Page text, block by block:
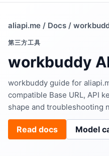
aliapi.me / Docs /
第三方工具
workbuddy
workbuddy guide for
compatible Base URL, API
shape and troubleshooting
Read docs Model